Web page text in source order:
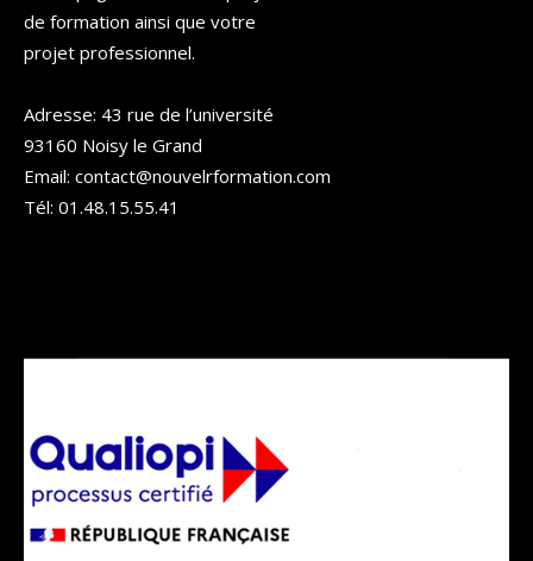
de formation ainsi que votre
projet professionnel.
Adresse: 43 rue de l’université
93160 Noisy le Grand
Email: contact@nouvelrformation.com
Tél: 01.48.15.55.41